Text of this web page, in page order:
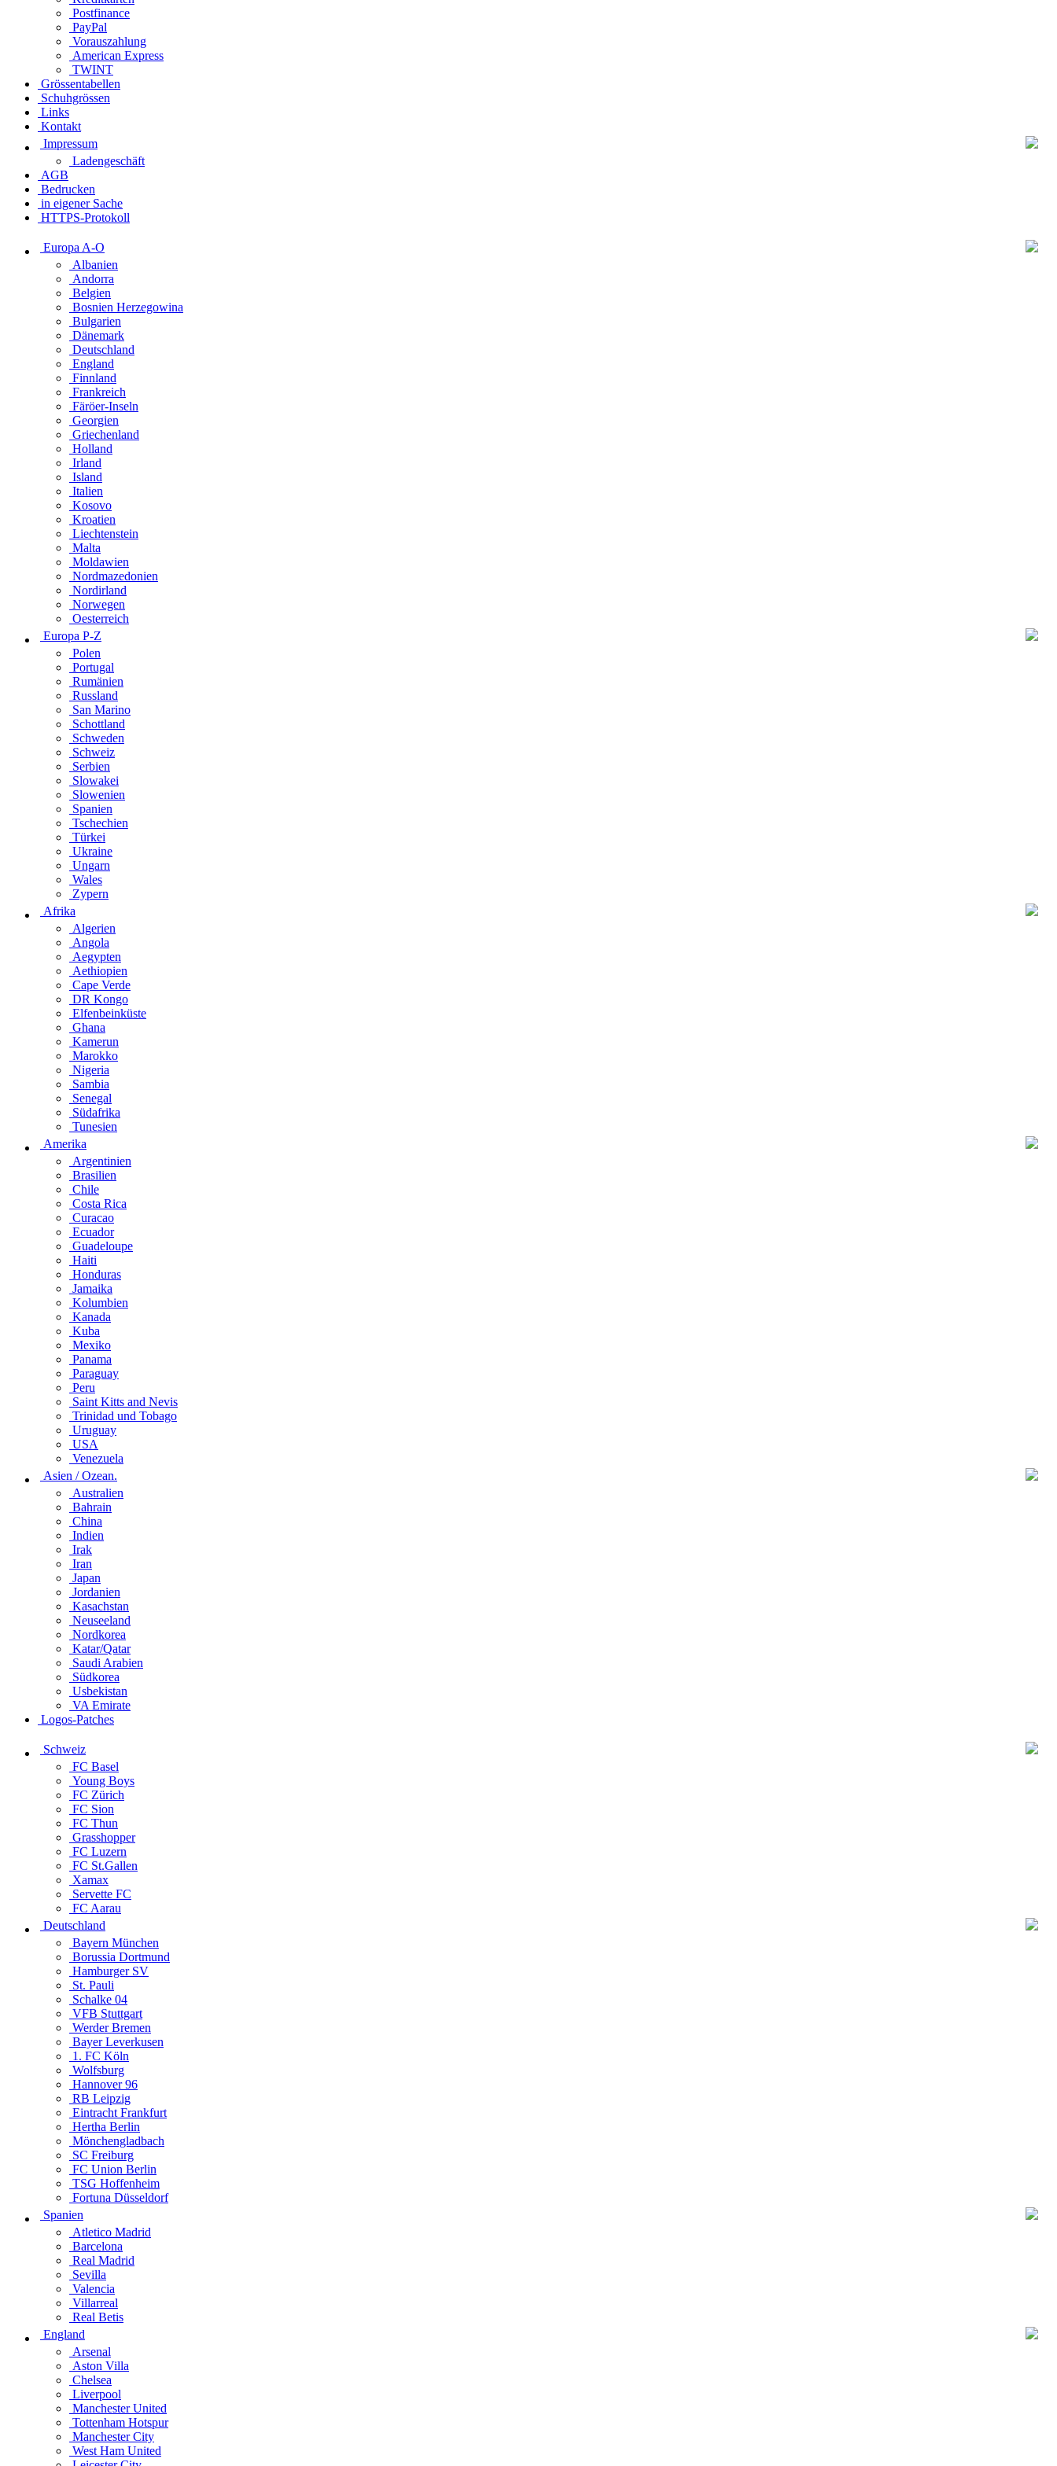
Postfinance
PayPal
Vorauszahlung
American Express
TWINT
Grössentabellen
Schuhgrössen
Links
Kontakt
Impressum
Ladengeschäft
AGB
Bedrucken
in eigener Sache
HTTPS-Protokoll
Europa A-O
Albanien
Andorra
Belgien
Bosnien Herzegowina
Bulgarien
Dänemark
Deutschland
England
Finnland
Frankreich
Färöer-Inseln
Georgien
Griechenland
Holland
Irland
Island
Italien
Kosovo
Kroatien
Liechtenstein
Malta
Moldawien
Nordmazedonien
Nordirland
Norwegen
Oesterreich
Europa P-Z
Polen
Portugal
Rumänien
Russland
San Marino
Schottland
Schweden
Schweiz
Serbien
Slowakei
Slowenien
Spanien
Tschechien
Türkei
Ukraine
Ungarn
Wales
Zypern
Afrika
Algerien
Angola
Aegypten
Aethiopien
Cape Verde
DR Kongo
Elfenbeinküste
Ghana
Kamerun
Marokko
Nigeria
Sambia
Senegal
Südafrika
Tunesien
Amerika
Argentinien
Brasilien
Chile
Costa Rica
Curacao
Ecuador
Guadeloupe
Haiti
Honduras
Jamaika
Kolumbien
Kanada
Kuba
Mexiko
Panama
Paraguay
Peru
Saint Kitts and Nevis
Trinidad und Tobago
Uruguay
USA
Venezuela
Asien / Ozean.
Australien
Bahrain
China
Indien
Irak
Iran
Japan
Jordanien
Kasachstan
Neuseeland
Nordkorea
Katar/Qatar
Saudi Arabien
Südkorea
Usbekistan
VA Emirate
Logos-Patches
Schweiz
FC Basel
Young Boys
FC Zürich
FC Sion
FC Thun
Grasshopper
FC Luzern
FC St.Gallen
Xamax
Servette FC
FC Aarau
Deutschland
Bayern München
Borussia Dortmund
Hamburger SV
St. Pauli
Schalke 04
VFB Stuttgart
Werder Bremen
Bayer Leverkusen
1. FC Köln
Wolfsburg
Hannover 96
RB Leipzig
Eintracht Frankfurt
Hertha Berlin
Mönchengladbach
SC Freiburg
FC Union Berlin
TSG Hoffenheim
Fortuna Düsseldorf
Spanien
Atletico Madrid
Barcelona
Real Madrid
Sevilla
Valencia
Villarreal
Real Betis
England
Arsenal
Aston Villa
Chelsea
Liverpool
Manchester United
Tottenham Hotspur
Manchester City
West Ham United